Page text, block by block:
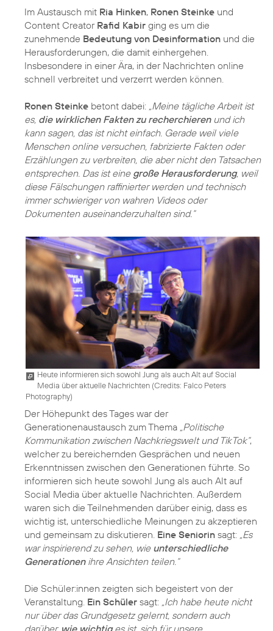
Im Austausch mit Ria Hinken, Ronen Steinke und
Content Creator Rafid Kabir ging es um die
zunehmende Bedeutung von Desinformation und die
Herausforderungen, die damit einhergehen.
Insbesondere in einer Ära, in der Nachrichten online
schnell verbreitet und verzerrt werden können.
Ronen Steinke betont dabei: „Meine tägliche Arbeit ist
es, die wirklichen Fakten zu recherchierenund ich
kann sagen, das ist nicht einfach. Gerade weil viele
Menschen online versuchen, fabrizierte Fakten oder
Erzählungen zu verbreiten, die aber nicht den Tatsachen
entsprechen. Das ist eine große Herausforderung, weil
diese Fälschungen raffinierter werden und technisch
immer schwieriger von wahren Videos oder
Dokumenten auseinanderzuhalten sind.“
Heute informieren sich sowohl Jung als auch Alt auf Social
Media über aktuelle Nachrichten (Credits: Falco Peters
Photography)
Der Höhepunkt des Tages war der
Generationenaustausch zum Thema „Politische
Kommunikation zwischen Nachkriegswelt und TikTok“,
welcher zu bereichernden Gesprächen und neuen
Erkenntnissen zwischen den Generationen führte. So
informieren sich heute sowohl Jung als auch Alt auf
Social Media über aktuelle Nachrichten. Außerdem
waren sich die Teilnehmenden darüber einig, dass es
wichtig ist, unterschiedliche Meinungen zu akzeptieren
und gemeinsam zu diskutieren. Eine Seniorin sagt: „Es
war inspirierend zu sehen, wie unterschiedliche
Generationenihre Ansichten teilen.“
Die Schüler:innen zeigten sich begeistert von der
Veranstaltung. Ein Schüler sagt: „Ich habe heute nicht
nur über das Grundgesetz gelernt, sondern auch